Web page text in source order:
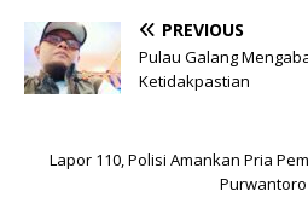
PREVIOUS
Pulau Galang
Ketidakpastian
Lapor 110, Polisi Amankan Pria